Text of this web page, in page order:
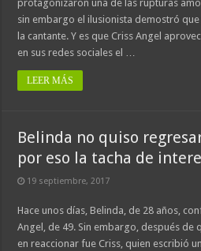
protagonizaron una de las rupturas
sin embargo el ilusionista demostró
la cantante. Y es que Criss Angel
en sus redes sociales el …
LEER MÁS
Belinda no quiso
por eso la tacha de
19 septiembre, 2017
Hace unos días, Belinda, de 28 años,
Angel, de 49. Sin embargo, después
en reaccionar fue Criss, quien escribió